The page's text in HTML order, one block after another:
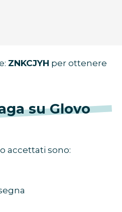
ZNKCJYH per ottenere
su Glovo
accettati sono: